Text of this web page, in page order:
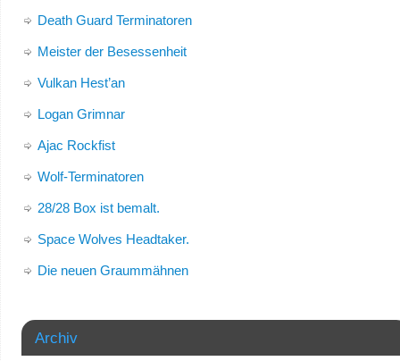
Death Guard Terminatoren
Meister der Besessenheit
Vulkan Hest’an
Logan Grimnar
Ajac Rockfist
Wolf-Terminatoren
28/28 Box ist bemalt.
Space Wolves Headtaker.
Die neuen Graummähnen
Archiv